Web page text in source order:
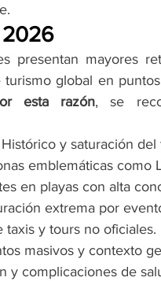
2026
presentan mayores
global en
esta razón, se
y saturación del
emblemáticas como
en playas con alta
extrema por
y tours no oficiales.
masivos y contexto
y complicaciones de